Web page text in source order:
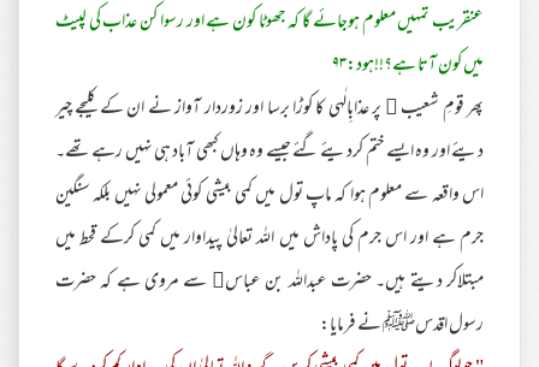
عنقریب تمہیں معلوم ہوجائے گا کہ جھوٹا کون ہے اور رسوا کن عذاب کی لپیٹ
میں کون آتا ہے؟!!ہود:۹۳
پھر قومِ شعیب  پر عذابِالٰہی کا کوڑا برسا اور زوردار آواز نے ان کے کلیجے چیر
دیئے اور وہ ایسے ختم کردیئے گئے جیسے وہ وہاں کبھی آباد ہی نہیں رہے تھے۔
اس واقعہ سے معلوم ہوا کہ ماپ تول میں کمی بیشی کوئی معمولی نہیں بلکہ سنگین
جرم ہے اور اس جرم کی پاداش میں اللہ تعالیٰ پیداوار میں کمی کرکے قحط میں
مبتلاکر دیتے ہیں۔ حضرت عبداللہ بن عباس سے مروی ہے کہ حضرت
رسول اقدسﷺ نے فرمایا: